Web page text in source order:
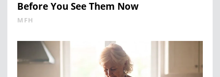
Before You See Them Now
MFH